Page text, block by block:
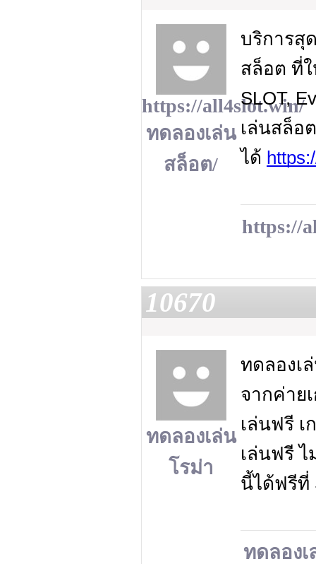
https://all4slot.win/
ทดลองเล่น
สล็อต/
บริการสุ
สล็อต ที่
SLOT,
เล่นสล็อ
ได้
https://
10670
ทดลองเล่น
โรม่า
ทดลองเ
จากค่าย
เล่นฟรี
เล่นฟรี
นี้ได้ฟรีที่
ทดลอง